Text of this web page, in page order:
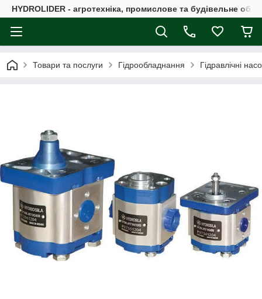
HYDROLIDER - агротехніка, промислове та будівельне
Товари та послуги Гідрообладнання Гідравлічні